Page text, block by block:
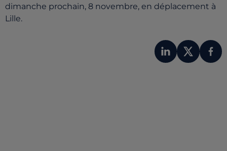
dimanche prochain, 8 novembre, en déplacement à
Lille.